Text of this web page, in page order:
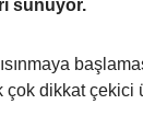
sunuyor.
dikkat çekici